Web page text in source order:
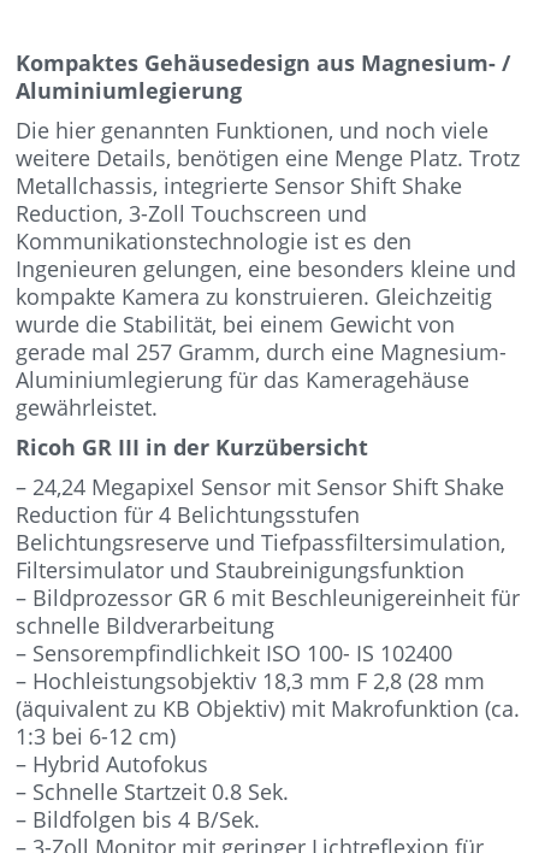
Kompaktes Gehäusedesign aus Magnesium- /
Aluminiumlegierung
Die hier genannten Funktionen, und noch viele
weitere Details, benötigen eine Menge Platz. Trotz
Metallchassis, integrierte Sensor Shift Shake
Reduction, 3-Zoll Touchscreen und
Kommunikationstechnologie ist es den
Ingenieuren gelungen, eine besonders kleine und
kompakte Kamera zu konstruieren. Gleichzeitig
wurde die Stabilität, bei einem Gewicht von
gerade mal 257 Gramm, durch eine Magnesium-
Aluminiumlegierung für das Kameragehäuse
gewährleistet.
Ricoh GR III in der Kurzübersicht
– 24,24 Megapixel Sensor mit Sensor Shift Shake
Reduction für 4 Belichtungsstufen
Belichtungsreserve und Tiefpassfiltersimulation,
Filtersimulator und Staubreinigungsfunktion
– Bildprozessor GR 6 mit Beschleunigereinheit für
schnelle Bildverarbeitung
– Sensorempfindlichkeit ISO 100- IS 102400
– Hochleistungsobjektiv 18,3 mm F 2,8 (28 mm
(äquivalent zu KB Objektiv) mit Makrofunktion (ca.
1:3 bei 6-12 cm)
– Hybrid Autofokus
– Schnelle Startzeit 0.8 Sek.
– Bildfolgen bis 4 B/Sek.
– 3-Zoll Monitor mit geringer Lichtreflexion für